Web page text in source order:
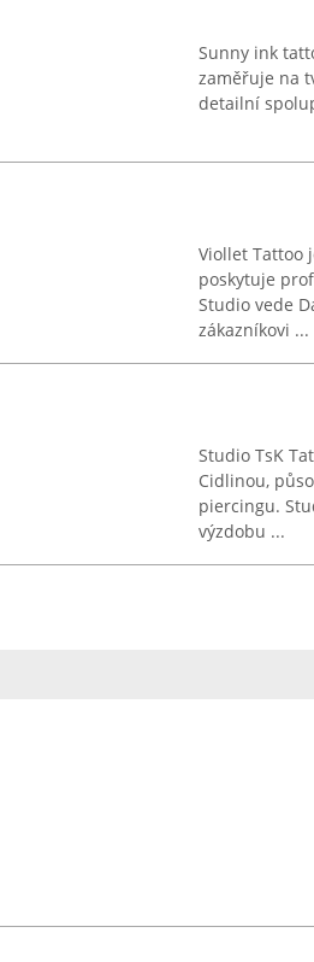
Sunny ink
zaměřuje na
detailní
Viollet Tattoo
poskytuje
Studio vede
zákazníkovi ...
Studio TsK
Cidlinou,
piercingu.
výzdobu ...